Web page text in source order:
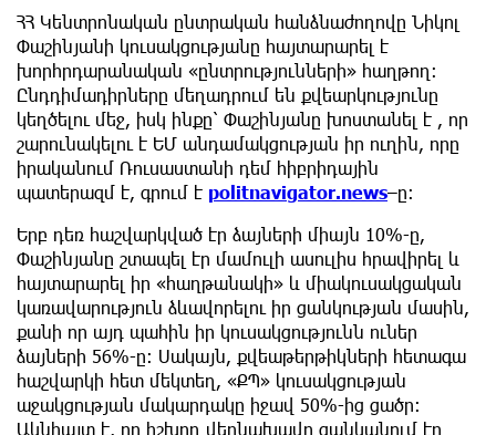
ՀՀ Կենտրոնական ընտրական հանձնաժողովը Նիկոլ
Փաշինյանի կուսակցությանը հայտարարել է
խորհրդարանական «ընտրությունների» հաղթող:
Ընդդիմադիրները մեղադրում են քվեարկությունը
կեղծելու մեջ, իսկ ինքը՝ Փաշինյանը խոստանել է , որ
շարունակելու է ԵՄ անդամակցության իր ուղին, որը
իրականում Ռուսաստանի դեմ հիբրիդային
պատերազմ է, գրում է politnavigator.news–ը։
Երբ դեռ հաշվարկված էր ձայների միայն 10%-ը,
Փաշինյանը շտապել էր մամուլի ասուլիս հրավիրել և
հայտարարել իր «հաղթանակի» և միակուսակցական
կառավարություն ձևավորելու իր ցանկության մասին,
քանի որ այդ պահին իր կուսակցությունն ուներ
ձայների 56%-ը: Սակայն, քվեաթերթիկների հետագա
հաշվարկի հետ մեկտեղ, «ՔՊ» կուսակցության
աջակցության մակարդակը իջավ 50%-ից ցածր:
Ակնհայտ է, որ իշխող վերնախավը ցանկանում էր